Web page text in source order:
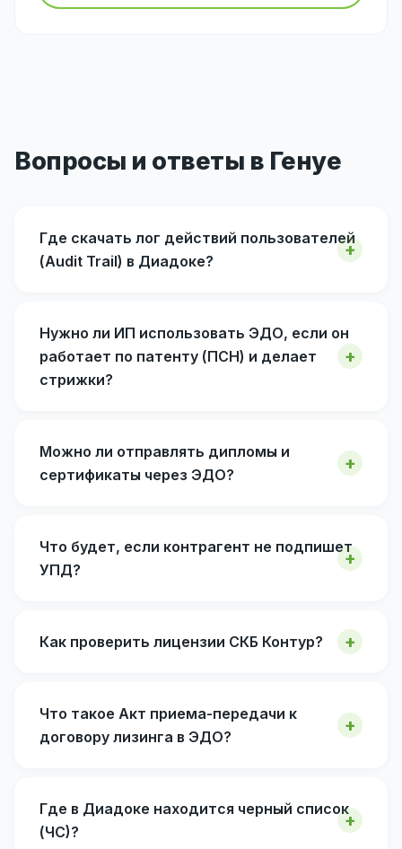
Вопросы и ответы в Генуе
Где скачать лог действий пользователей
(Audit Trail) в Диадоке?
Нужно ли ИП использовать ЭДО, если он
работает по патенту (ПСН) и делает
стрижки?
Можно ли отправлять дипломы и
сертификаты через ЭДО?
Что будет, если контрагент не подпишет
УПД?
Как проверить лицензии СКБ Контур?
Что такое Акт приема-передачи к
договору лизинга в ЭДО?
Где в Диадоке находится черный список
(ЧС)?